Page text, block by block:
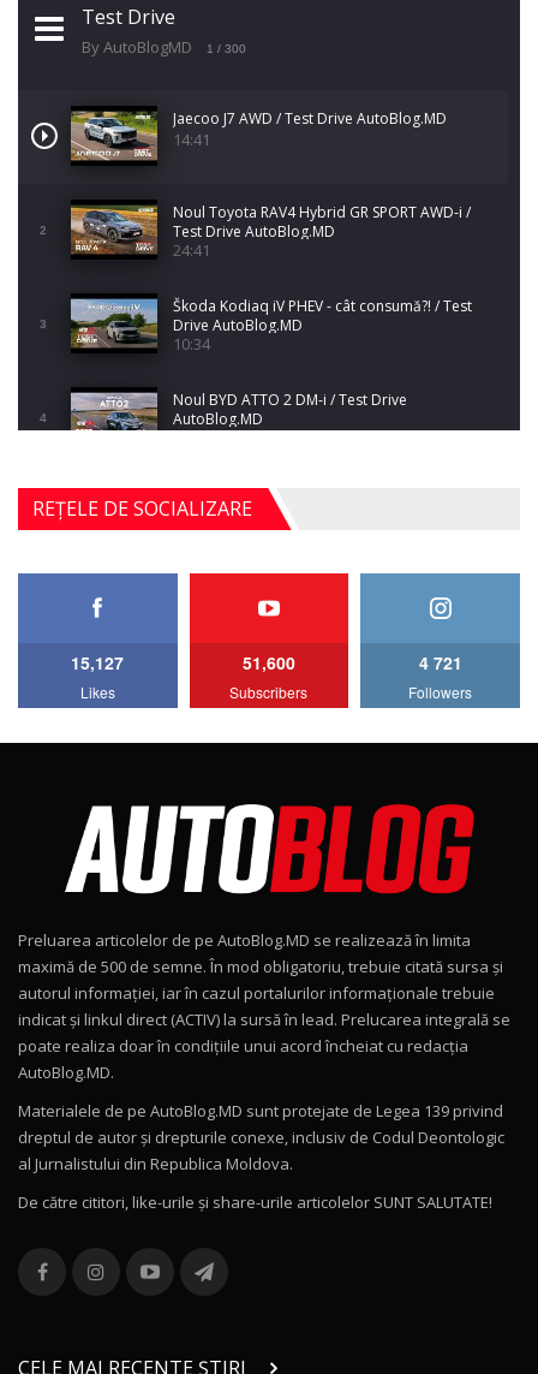
Test Drive
By AutoBlogMD 1 / 300
Jaecoo J7 AWD / Test Drive AutoBlog.MD
14:41
2
Noul Toyota RAV4 Hybrid GR SPORT AWD-i /
Test Drive AutoBlog.MD
24:41
3
Škoda Kodiaq iV PHEV - cât consumă?! / Test
Drive AutoBlog.MD
10:34
4
Noul BYD ATTO 2 DM-i / Test Drive
AutoBlog.MD
17:35
5
Noul Mercedes-Benz S-Class facelift (S 580
4MATIC V223) / Test Drive AutoBlog.MD
27:33
AutoBlog.MD
15:08
Noul Geely EX2 / Test Drive AutoBlog.MD
15:22
Mercedes-AMG E 53 HYBRID 4MATIC+ / Test
Drive AutoBlog.MD
16:27
11
Noul Volvo ES90 / Test Drive AutoBlog.MD
12
Noul MG HS / Test Drive AutoBlog.MD
16:48
13
combină aventura cu luxul / AutoBlog.MD
36:08
chinez care face lumea să se întoarcă după el
REȚELE DE SOCIALIZARE
15,127
Likes
51,600
Subscribers
4 721
Followers
Preluarea articolelor de pe AutoBlog.MD se realizează în limita
maximă de 500 de semne. În mod obligatoriu, trebuie citată sursa și
autorul informației, iar în cazul portalurilor informaționale trebuie
indicat și linkul direct (ACTIV) la sursă în lead. Prelucarea integrală se
poate realiza doar în condițiile unui acord încheiat cu redacţia
AutoBlog.MD.
Materialele de pe AutoBlog.MD sunt protejate de Legea 139 privind
dreptul de autor și drepturile conexe, inclusiv de Codul Deontologic
al Jurnalistului din Republica Moldova.
De către cititori, like-urile şi share-urile articolelor SUNT SALUTATE!
CELE MAI RECENTE ȘTIRI